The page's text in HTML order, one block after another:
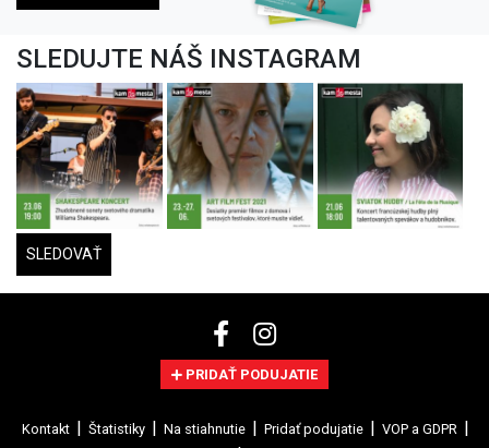
SLEDUJTE NÁŠ INSTAGRAM
SLEDOVAŤ
PRIDAŤ PODUJATIE
Kontakt Štatistiky Na stiahnutie Pridať podujatie
VOP a GDPR